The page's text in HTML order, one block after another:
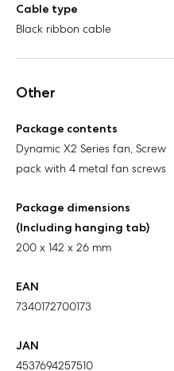
Cable type
Black ribbon cable
Other
Package contents
Dynamic X2 Series fan, Screw
pack with 4 metal fan screws
Package dimensions
(Including hanging tab)
200 x 142 x 26 mm
EAN
7340172700173
JAN
4537694257510